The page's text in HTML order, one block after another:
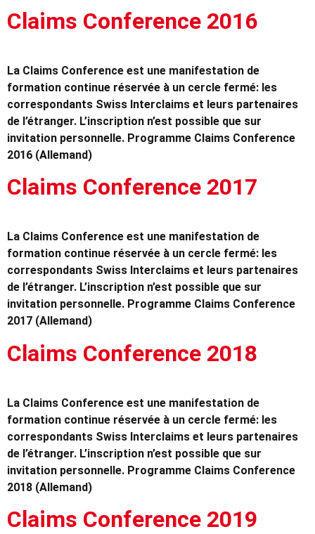
Claims Conference 2016
La Claims Conference est une manifestation de
formation continue réservée à un cercle fermé: les
correspondants Swiss Interclaims et leurs partenaires
de l’étranger. L’inscription n’est possible que sur
invitation personnelle. Programme Claims Conference
2016 (Allemand)
Claims Conference 2017
La Claims Conference est une manifestation de
formation continue réservée à un cercle fermé: les
correspondants Swiss Interclaims et leurs partenaires
de l’étranger. L’inscription n’est possible que sur
invitation personnelle. Programme Claims Conference
2017 (Allemand)
Claims Conference 2018
La Claims Conference est une manifestation de
formation continue réservée à un cercle fermé: les
correspondants Swiss Interclaims et leurs partenaires
de l’étranger. L’inscription n’est possible que sur
invitation personnelle. Programme Claims Conference
2018 (Allemand)
Claims Conference 2019